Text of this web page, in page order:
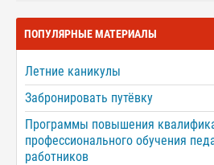
ПОПУЛЯРНЫЕ МАТЕРИАЛЫ
Летние каникулы
Забронировать путёвку
Программы повышения
профессионального обучения
работников